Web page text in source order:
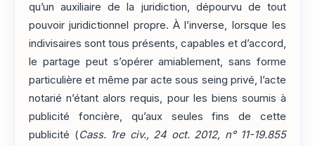
qu’un auxiliaire de la juridiction, dépourvu de tout
pouvoir juridictionnel propre. À l’inverse, lorsque les
indivisaires sont tous présents, capables et d’accord,
le partage peut s’opérer amiablement, sans forme
particulière et même par acte sous seing privé, l’acte
notarié n’étant alors requis, pour les biens soumis à
publicité foncière, qu’aux seules fins de cette
publicité (Cass. 1re civ., 24 oct. 2012, n° 11-19.855